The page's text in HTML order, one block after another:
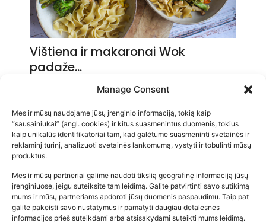
Manage Consent
Mes ir mūsų naudojame jūsų įrenginio informaciją, tokią kaip
“sausainiukai” (angl. cookies) ir kitus suasmenintus duomenis, tokius
kaip unikalūs identifikatoriai tam, kad galėtume suasmeninti svetainės ir
reklaminį turinį, analizuoti svetainės lankomumą, vystyti ir tobulinti mūsų
produktus.
Mes ir mūsų partneriai galime naudoti tikslią geografinę informaciją jūsų
įrenginiuose, jeigu suteiksite tam leidimą. Galite patvirtinti savo sutikimą
mums ir mūsų partneriams apdoroti jūsų duomenis paspaudimu. Taip pat
galite pakeisti savo nustatymus ir pamatyti daugiau detalesnės
informacijos prieš suteikdami arba atsisakydami suteikti mums leidimą.
Vištiena ir makaronai Wok
padaže…